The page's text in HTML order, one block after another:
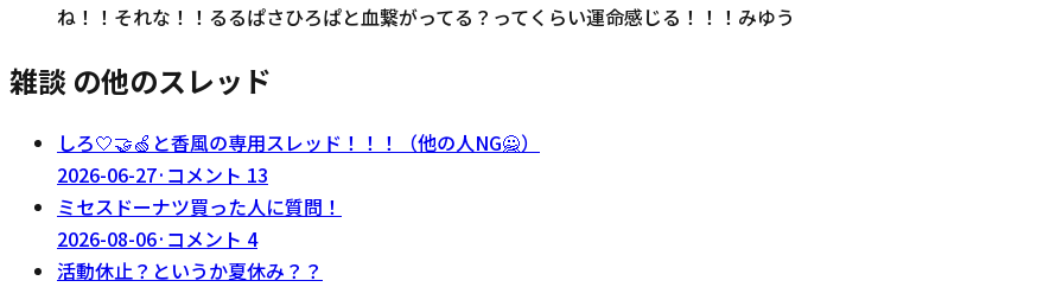
ね！！それな！！るるぱさひろぱと血繋がってる？ってくらい運命感じる！！！みゆう
雑談 の他のスレッド
しろ🤍🤝🍏と香風の専用スレッド！！！（他の人NG🙅）
2026-06-27· コメント 13
ミセスドーナツ買った人に質問！
2026-08-06· コメント 4
活動休止？というか夏休み？？